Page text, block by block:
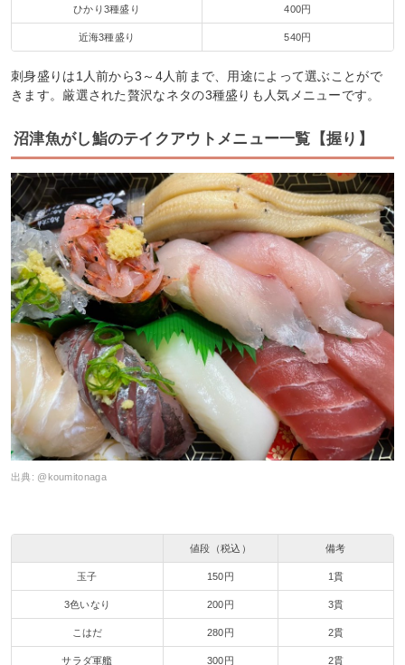
ひかり3種盛り 400円
近海3種盛り 540円
刺身盛りは1人前から3～4人前まで、用途によって選ぶことがで
きます。厳選された贅沢なネタの3種盛りも人気メニューです。
沼津魚がし鮨のテイクアウトメニュー一覧【握り】
出典: @koumitonaga
値段（税込） 備考
玉子 150円 1貫
3色いなり 200円 3貫
こはだ 280円 2貫
サラダ軍艦 300円 2貫